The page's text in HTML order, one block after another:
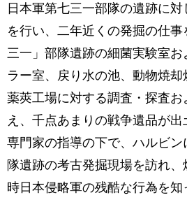
日本軍第七三一部隊の遺跡に
を行い、二年近くの発掘の仕
三一」部隊遺跡の細菌実験室お
ラー室、戻り水の池、動物焼
薬莢工場に対する調査・探査
え、千点あまりの戦争遺品が
専門家の指導の下で、ハルビ
隊遺跡の考古発掘現場を訪れ
時日本侵略軍の残酷な行為を知